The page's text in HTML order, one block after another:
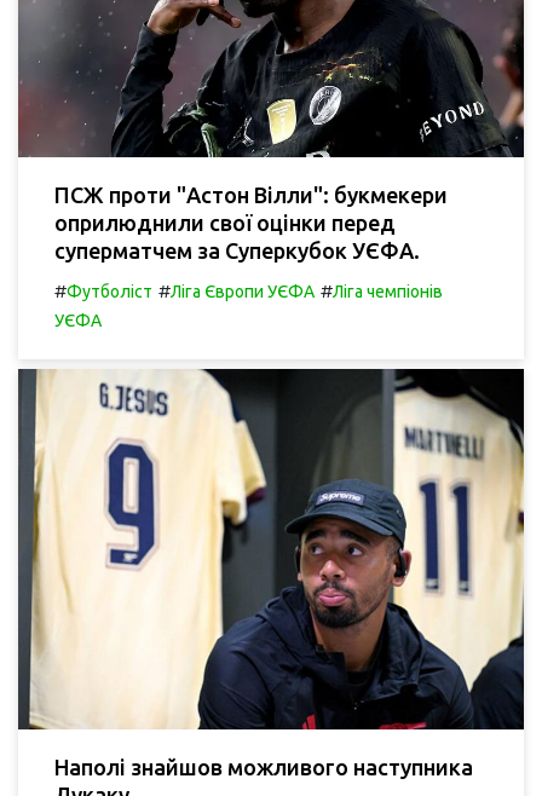
ПСЖ проти "Астон Вілли": букмекери
оприлюднили свої оцінки перед
суперматчем за Суперкубок УЄФА.
#Футболіст #Ліга Європи УЄФА #Ліга чемпіонів
УЄФА
Наполі знайшов можливого наступника